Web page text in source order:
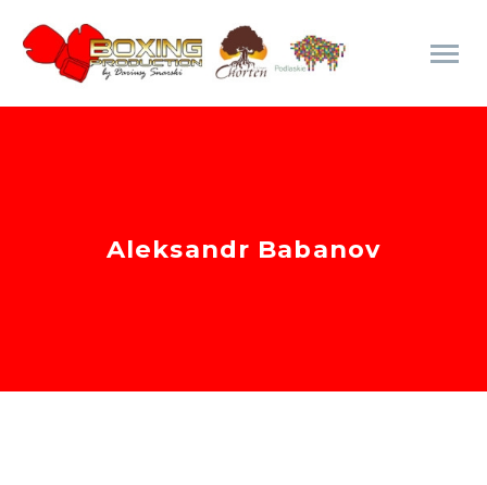
Aleksandr Babanov